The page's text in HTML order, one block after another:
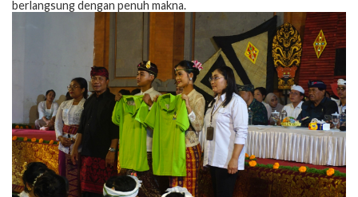
berlangsung dengan penuh makna.